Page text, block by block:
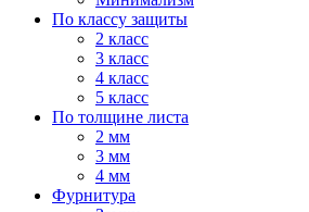
По классу защиты
2 класс
3 класс
4 класс
5 класс
По толщине листа
2 мм
3 мм
4 мм
Фурнитура